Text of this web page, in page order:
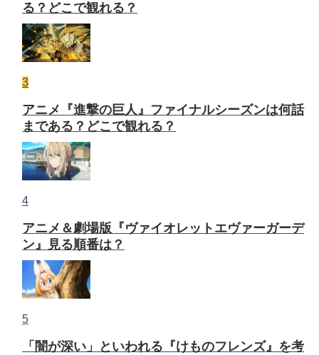
る？どこで観れる？
3
アニメ『進撃の巨人』ファイナルシーズンは何話
まである？どこで観れる？
4
アニメ＆劇場版『ヴァイオレットエヴァーガーデ
ン』見る順番は？
5
「闇が深い」といわれる『けものフレンズ』を考